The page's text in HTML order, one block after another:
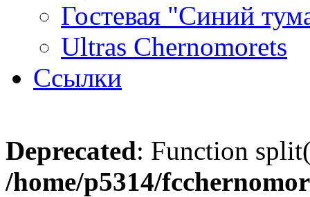
Гостевая "Синий
Ultras Chernomorets
Ссылки
Deprecated: Function
/home/p5314/